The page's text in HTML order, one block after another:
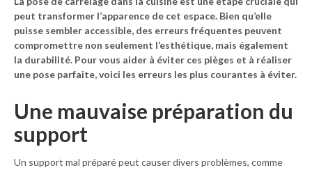
peut transformer l’apparence de cet espace. Bien qu’elle
puisse sembler accessible, des erreurs fréquentes peuvent
compromettre non seulement l’esthétique, mais également
la durabilité. Pour vous aider à éviter ces pièges et à réaliser
une pose parfaite, voici les erreurs les plus courantes à éviter.
Une mauvaise préparation du
support
Un support mal préparé peut causer divers problèmes, comme